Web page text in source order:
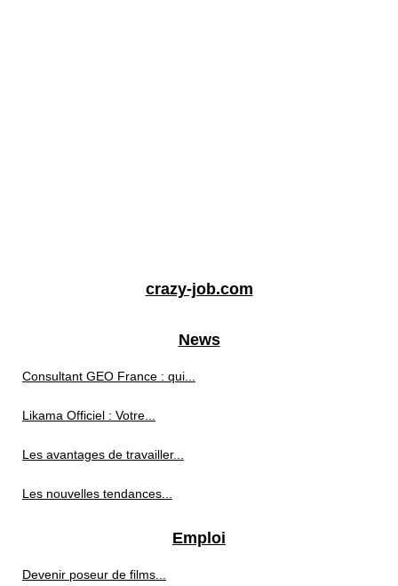
crazy-job.com
News
Consultant GEO France : qui...
Likama Officiel : Votre...
Les avantages de travailler...
Les nouvelles tendances...
Emploi
Devenir poseur de films...